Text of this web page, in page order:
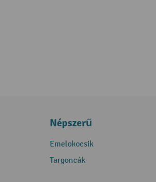
Népszerű
Emelokocsik
Targoncák